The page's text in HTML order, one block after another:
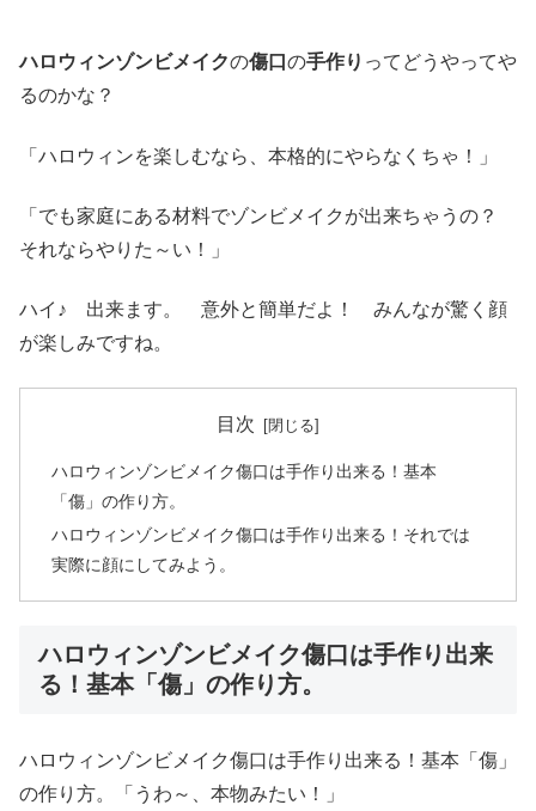
ハロウィンゾンビメイクの傷口 の手作り ってどうやってや
るのかな？
「ハロウィンを楽しむなら、本格的にやらなくちゃ！」
「でも家庭にある材料でゾンビメイクが出来ちゃうの？
それならやりた～い！」
ハイ♪ 出来ます。 意外と簡単だよ！ みんなが驚く顔
が楽しみですね。
目次
ハロウィンゾンビメイク傷口は手作り出来る！基本
「傷」の作り方。
ハロウィンゾンビメイク傷口は手作り出来る！それでは
実際に顔にしてみよう。
ハロウィンゾンビメイク傷口は手作り出来
る！基本「傷」の作り方。
ハロウィンゾンビメイク傷口は手作り出来る！基本「傷」
の作り方。「うわ～、本物みたい！」